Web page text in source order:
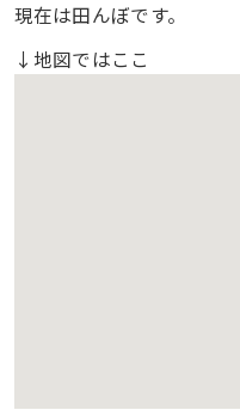
現在は田んぼです。
↓地図ではここ